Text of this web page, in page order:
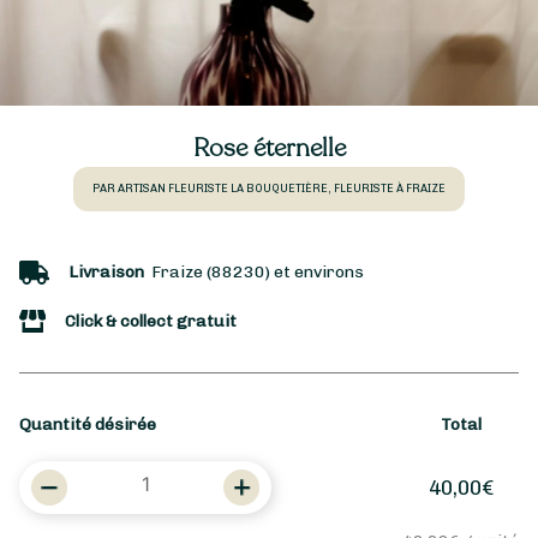
Rose éternelle
PAR ARTISAN FLEURISTE LA BOUQUETIÈRE, FLEURISTE À FRAIZE
Livraison Fraize (88230) et environs
Click & collect gratuit
Quantité désirée
quantité
Total
40,00€